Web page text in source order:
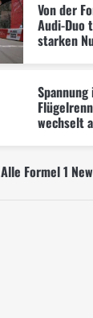
Von der
Audi-Duo
starken
wechselt
Alle Formel 1